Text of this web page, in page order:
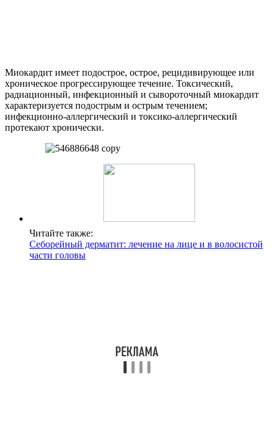
Миокардит имеет подострое, острое, рецидивирующее или
хроническое прогрессирующее течение. Токсический,
радиационный, инфекционный и сывороточный миокардит
характеризуется подострым и острым течением;
инфекционно-аллергический и токсико-аллергический
протекают хронически.
Читайте также:
Себорейный дерматит: лечение на лице и в волосистой
части головы